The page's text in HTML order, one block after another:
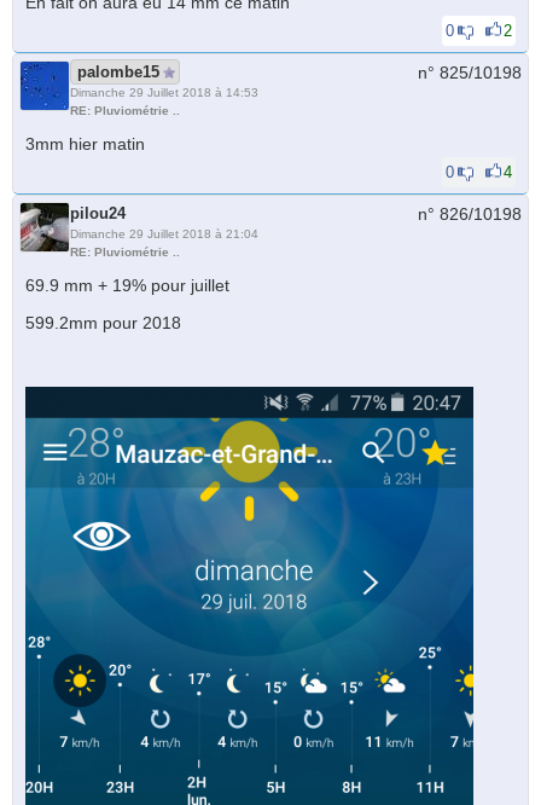
0 2
palombe15
Dimanche 29 Juillet 2018 à 14:53
RE: Pluviométrie ..
n° 825/10198
3mm hier matin
0 4
pilou24
Dimanche 29 Juillet 2018 à 21:04
RE: Pluviométrie ..
n° 826/10198
69.9 mm + 19% pour juillet
599.2mm pour 2018